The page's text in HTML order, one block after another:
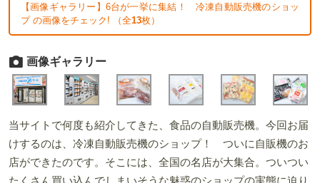
【画像ギャラリー】6台が一挙に集結！ 冷凍自動販売機のショッ
プ の画像をチェック! （全13枚）
画像ギャラリー
当サイトで何度も紹介してきた、食品の自動販売機。今回お届
けするのは、冷凍自動販売機のショップ！ ついに自販機のお
店ができたのです。そこには、全国の名店が大集合。ついつい
たくさん買い込んでしまいそうな魅惑のショップの実態に迫り